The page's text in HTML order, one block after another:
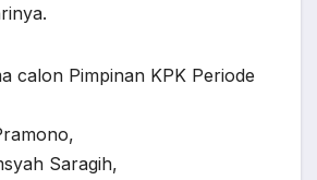
calon Pimpinan KPK Periode
Saragih,